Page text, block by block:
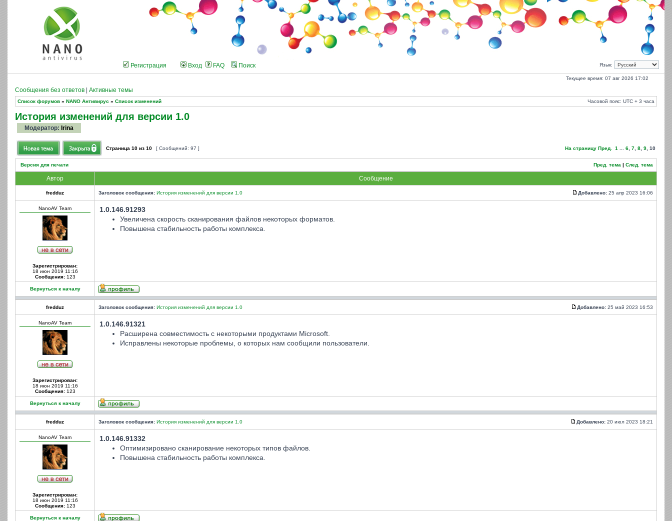
Язык:
Регистрация Вход FAQ Поиск
Текущее время: 07 авг 2026 17:02
Сообщения без ответов Активные темы
Список форумов » NANO Антивирус » Список изменений Часовой пояс: UTC + 3 часа
История изменений для версии 1.0
Модератор: Irina
Страница 10 из 10 [ Сообщений: 97 ] На страницу Пред. 1 6 7 8 9 10
Версия для печати Пред. тема | След. тема
Автор Сообщение
fredduz Заголовок сообщения: История изменений для версии 1.0 Добавлено: 25 апр 2023 16:06
NanoAV Team
Зарегистрирован:
18 июн 2019 11:16
Сообщения:123
1.0.146.91293
Увеличена скорость сканирования файлов некоторых форматов.
Повышена стабильность работы комплекса.
Вернуться к началу
fredduz Заголовок сообщения: История изменений для версии 1.0 Добавлено: 25 май 2023 16:53
NanoAV Team
Зарегистрирован:
18 июн 2019 11:16
Сообщения:123
1.0.146.91321
Расширена совместимость с некоторыми продуктами Microsoft.
Исправлены некоторые проблемы, о которых нам сообщили пользователи.
Вернуться к началу
fredduz Заголовок сообщения: История изменений для версии 1.0 Добавлено: 20 июл 2023 18:21
NanoAV Team
Зарегистрирован:
18 июн 2019 11:16
Сообщения:123
1.0.146.91332
Оптимизировано сканирование некоторых типов файлов.
Повышена стабильность работы комплекса.
Вернуться к началу